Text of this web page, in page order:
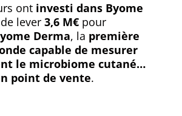
ont investi dans Byome
lever 3,6 M€ pour
Derma, la première
capable de mesurer
le microbiome cutané…
point de vente.